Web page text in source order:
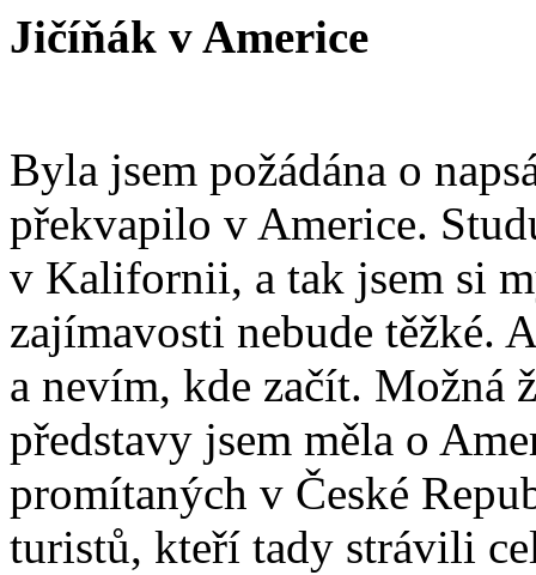
Jičíňák v Americe
Byla jsem požádána o
překvapilo v Americe.
v Kalifornii, a tak jsem si
zajímavosti nebude těžké.
a nevím, kde začít. Možná
představy jsem měla o
promítaných v České
turistů, kteří tady strávili